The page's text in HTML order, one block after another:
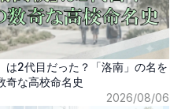
は2代目だった？「洛南」の名を
奇な高校命名史
2026/08/06